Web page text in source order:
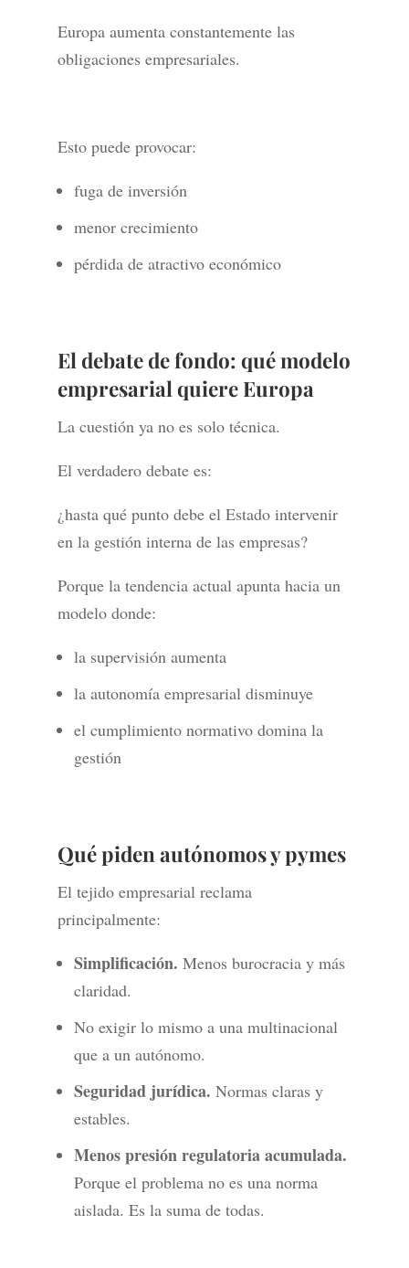
Europa aumenta constantemente las
obligaciones empresariales.
Esto puede provocar:
fuga de inversión
menor crecimiento
pérdida de atractivo económico
El debate de fondo: qué modelo
empresarial quiere Europa
La cuestión ya no es solo técnica.
El verdadero debate es:
¿hasta qué punto debe el Estado intervenir
en la gestión interna de las empresas?
Porque la tendencia actual apunta hacia un
modelo donde:
la supervisión aumenta
la autonomía empresarial disminuye
el cumplimiento normativo domina la
gestión
Qué piden autónomos y pymes
El tejido empresarial reclama
principalmente:
Simplificación. Menos burocracia y más
claridad.
No exigir lo mismo a una multinacional
que a un autónomo.
Seguridad jurídica. Normas claras y
estables.
Menos presión regulatoria acumulada.
Porque el problema no es una norma
aislada. Es la suma de todas.